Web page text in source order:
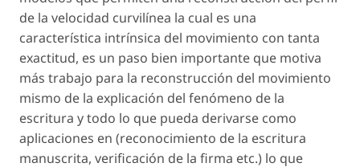
de la velocidad curvilínea la cual es una
característica intrínsica del movimiento con tanta
exactitud, es un paso bien importante que motiva
más trabajo para la reconstrucción del movimiento
mismo de la explicación del fenómeno de la
escritura y todo lo que pueda derivarse como
aplicaciones en (reconocimiento de la escritura
manuscrita, verificación de la firma etc.) lo que